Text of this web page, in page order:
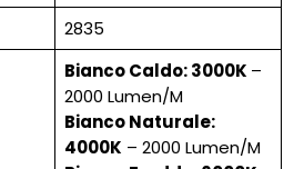
2835
Bianco Caldo: 3000K –
2000 Lumen/M
Bianco Naturale:
4000K – 2000 Lumen/M